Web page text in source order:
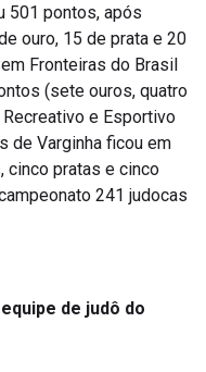
501 pontos, após
ouro, 15 de prata e 20
Fronteiras do Brasil
(sete ouros, quatro
e Esportivo
de Varginha ficou em
cinco pratas e cinco
241 judocas
de judô do